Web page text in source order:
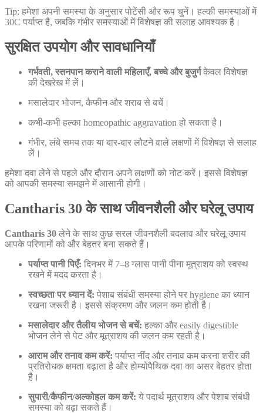
Tip: हमेशा अपनी समस्या के अनुसार पोटेंसी और रूप चुनें। हल्की समस्याओं में
30C पर्याप्त है, जबकि गंभीर समस्याओं में विशेषज्ञ की सलाह आवश्यक है।
सुरक्षित उपयोग और सावधानियाँ
गर्भवती, स्तनपान कराने वाली महिलाएँ, बच्चे और बुजुर्गकेवल विशेषज्ञ
की देखरेख में लें।
मसालेदार भोजन, कैफीन और शराब से बचें।
कभी-कभी हल्का homeopathic aggravation हो सकता है।
गंभीर, लंबे समय तक या बार-बार लौटने वाले लक्षणों में विशेषज्ञ से सलाह
लें।
हमेशा दवा लेने से पहले और दौरान अपने लक्षणों को नोट करें। इससे विशेषज्ञ
को आपकी समस्या समझने में आसानी होगी।
Cantharis 30 के साथ जीवनशैली और घरेलू उपाय
Cantharis 30 लेने के साथ कुछ सरल जीवनशैली बदलाव और घरेलू उपाय
आपके परिणामों को और बेहतर बना सकते हैं।
पर्याप्त पानी पिएँ: दिनभर में 7–8 ग्लास पानी पीना मूत्राशय को स्वस्थ
रखने में मदद करता है।
स्वच्छता पर ध्यान दें: पेशाब संबंधी समस्या होने पर hygiene का ध्यान
रखना जरूरी है। इससे संक्रमण और जलन कम होती है।
मसालेदार और तैलीय भोजन से बचें: हल्का और easily digestible
भोजन लेने से पेट और मूत्राशय की जलन कम रहती है।
आराम और तनाव कम करें: पर्याप्त नींद और तनाव कम करना शरीर की
प्रतिरोधक क्षमता बढ़ाता है और होम्योपैथिक दवा का असर बेहतर होता
है।
सुपारी/कैफीन/अल्कोहल कम करें: ये पदार्थ मूत्राशय और पेशाब संबंधी
समस्या को बढ़ा सकते हैं।